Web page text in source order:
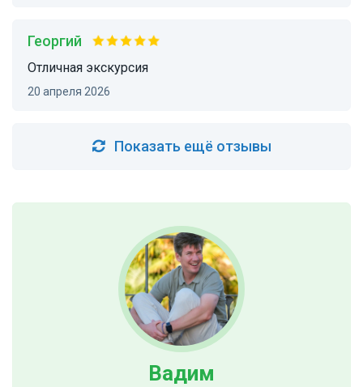
Георгий
отличная экскурсия
20 апреля 2026
Показать ещё отзывы
Вадим